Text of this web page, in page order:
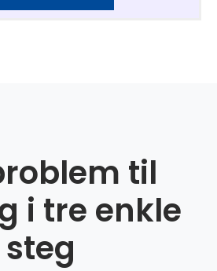
til
i tre enkle
steg